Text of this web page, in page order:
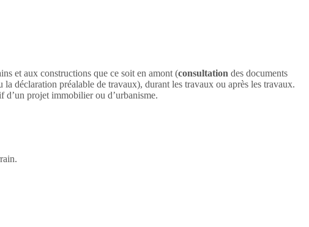
et aux constructions que ce soit en amont (consultation des documents
la déclaration préalable de travaux), durant les travaux ou après les travaux.
d’un projet immobilier ou d’urbanisme.